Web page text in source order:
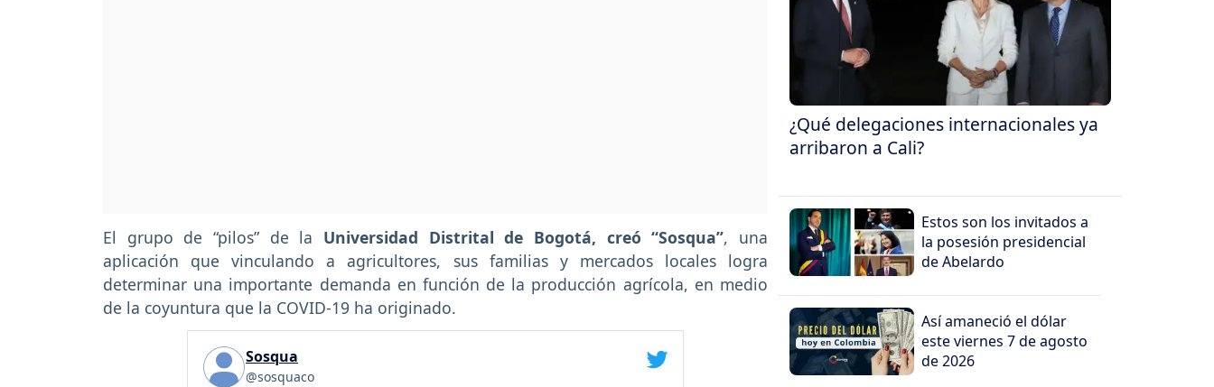
El grupo de “pilos” de la Universidad Distrital de Bogotá, creó “Sosqua”, una
aplicación que vinculando a agricultores, sus familias y mercados locales logra
determinar una importante demanda en función de la producción agrícola, en medio
de la coyuntura que la COVID-19 ha originado.
Sosqua
@sosquaco
¿Qué delegaciones internacionales ya
arribaron a Cali?
Estos son los invitados a
la posesión presidencial
de Abelardo
Así amaneció el dólar
este viernes 7 de agosto
de 2026